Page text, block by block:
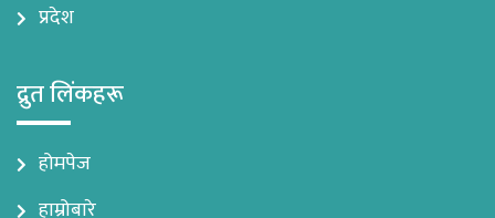
प्रदेश
द्रुत लिंकहरू
होमपेज
हाम्रोबारे